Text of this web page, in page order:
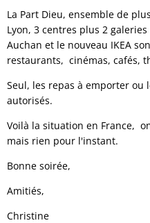
La Part Dieu, ensemble de
Lyon, 3 centres plus 2
Auchan et le nouveau IKEA
restaurants, cinémas, cafés,
Seul, les repas à emporter
autorisés.
Voilà la situation en France,
mais rien pour l'instant.
Bonne soirée,
Amitiés,
Christine